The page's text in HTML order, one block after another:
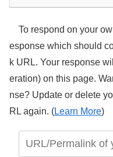
To respond on your
esponse which should
k URL. Your response
eration) on this page.
nse? Update or delete
RL again. (Learn More)